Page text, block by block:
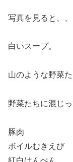
写真を見ると、、
白いスープ。
山のような野菜た
野菜たちに混じっ
豚肉
ボイルむきえび
紅白はんぺん